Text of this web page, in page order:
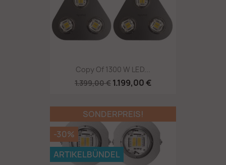
Copy Of 1300 W LED...
1.399,00 € 1.199,00 €
SONDERPREIS!
-30%
ARTIKELBÜNDEL